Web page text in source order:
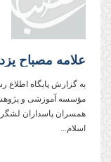
به گزارش پایگاه اطلاع
مؤسسه آموزشی و
اسلام...